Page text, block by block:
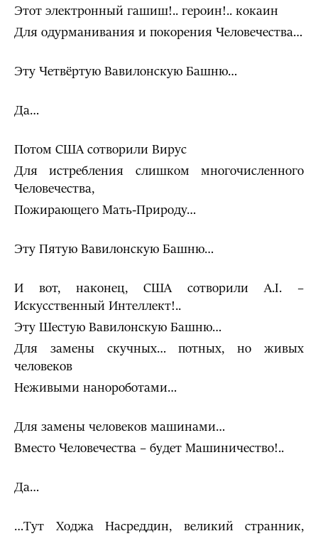
Этот электронный гашиш!.. героин!.. кокаин
Для одурманивания и покорения Человечества…
Эту Четвёртую Вавилонскую Башню…
Да…
Потом США сотворили Вирус
Для истребления слишком многочисленного
Человечества,
Пожирающего Мать-Природу…
Эту Пятую Вавилонскую Башню…
И вот, наконец, США сотворили A.I. –
Искусственный Интеллект!..
Эту Шестую Вавилонскую Башню…
Для замены скучных… потных, но живых
человеков
Неживыми нанороботами…
Для замены человеков машинами…
Вместо Человечества – будет Машиничество!..
Да…
…Тут Ходжа Насреддин, великий странник,